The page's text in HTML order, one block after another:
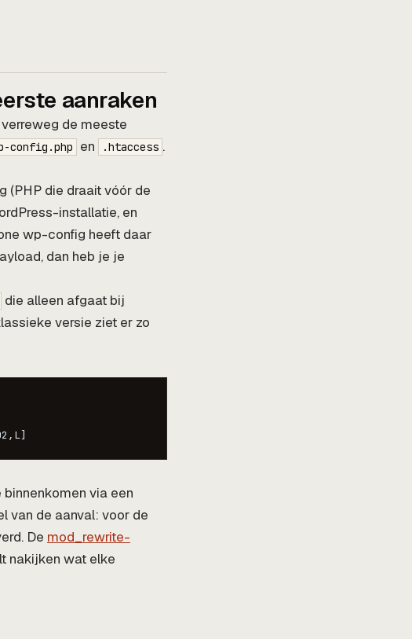
aanraken
de meeste
config.php en .htaccess .
(PHP die draait vóór de
installatie, en
wp-config heeft daar
dan heb je je
die alleen afgaat bij
versie ziet er zo
via een
van de aanval: voor de
De mod_rewrite-
nakijken wat elke